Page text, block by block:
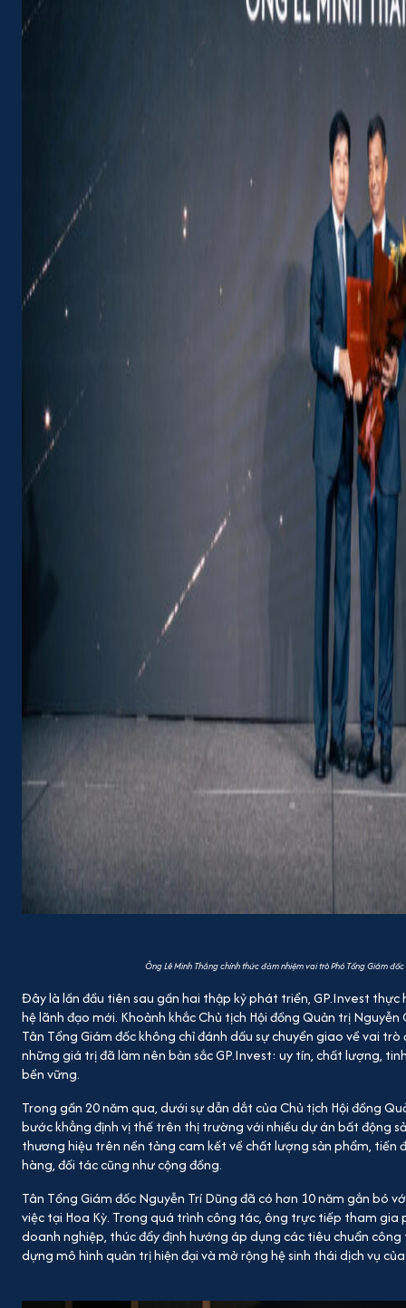
Ông Lê Minh Thắng chính thức đảm nhiệm vai trò Phó Tổng Giám
Đây là lần đầu tiên sau gần hai thập kỷ phát triển, GP.Invest thực
hệ lãnh đạo mới. Khoảnh khắc Chủ tịch Hội đồng Quản trị
Tân Tổng Giám đốc không chỉ đánh dấu sự chuyển giao về vai
những giá trị đã làm nên bản sắc GP.Invest: uy tín, chất lượng,
bền vững.
Trong gần 20 năm qua, dưới sự dẫn dắt của Chủ tịch Hội đồng
bước khẳng định vị thế trên thị trường với nhiều dự án bất động
thương hiệu trên nền tảng cam kết về chất lượng sản phẩm, tiến
hàng, đối tác cũng như cộng đồng.
Tân Tổng Giám đốc Nguyễn Trí Dũng đã có hơn 10 năm gắn bó
việc tại Hoa Kỳ. Trong quá trình công tác, ông trực tiếp tham
doanh nghiệp, thúc đẩy định hướng áp dụng các tiêu chuẩn
dựng mô hình quản trị hiện đại và mở rộng hệ sinh thái dịch vụ